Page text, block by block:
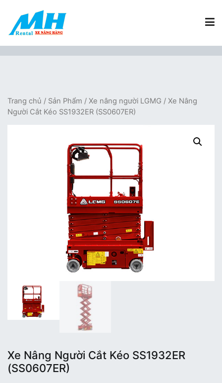
nội
Xe Nâng Hàng MH Rental
Trang chủ / Sản Phẩm / Xe nâng người LGMG / Xe Nâng
Người Cắt Kéo SS1932ER (SS0607ER)
Xe Nâng Người Cắt Kéo SS1932ER
(SS0607ER)